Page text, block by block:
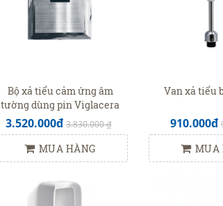
Bộ xả tiểu cảm ứng âm
tường dùng pin Viglacera
VG843(VGHX03)
3.520.000đ 3.830.000 ₫
MUA HÀNG
Van xả tiểu
910.000đ
MUA